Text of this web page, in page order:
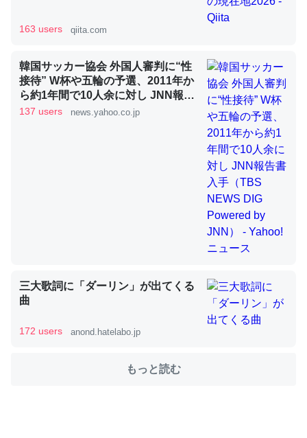
論文では「淡水はカルシウムも酸素も不足してて両方に不
利だから両方が拮抗してるのでは」とあって面白い。海に
ずキチンを強化してる筈だが、酵素が違うのか？
─ニュース :: 【研究発表】昆虫学の大問題＝「昆虫はなぜ海にいな
いのか」に関する新仮説
これを元に考えるとカルシウムを大量に使う脊椎動物と貝
類は苦労してるんだな…。腹足類だと殻を無くしてナメク
─ニュース :: 【研究発表】昆虫学の大問題＝「昆虫はなぜ海にいな
ウチもEchoを実家に置いて４年。でたまに覗いてる。ぼ
位置情報を共有してる。電池残量や充電中かが分かるので
これ見て生きてるなって分かる。
163 users qiita.com
韓国サッカー協会 外国人審判に“性
接待” W杯や五輪の予選、2011年か
ら約1年間で10人余に対し JNN報告
書入手（TBS NEWS DIG Powered
137 users news.yahoo.co.jp
三大歌詞に「ダーリン」が出てくる
曲
172 users anond.hatelabo.jp
もっと読む